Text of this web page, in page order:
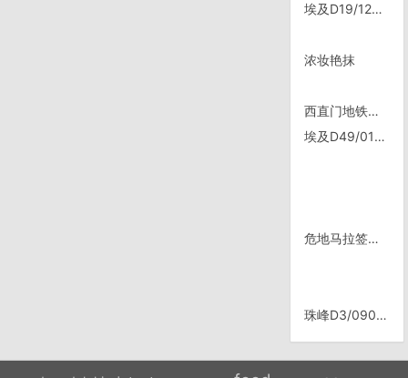
埃及D19/1218，离开苏伊士
浓妆艳抹
西直门地铁换乘
埃及D49/0117，卢克索
危地马拉签证明天再来｜骑行墨西哥
珠峰D3/0907, 日喀则停留